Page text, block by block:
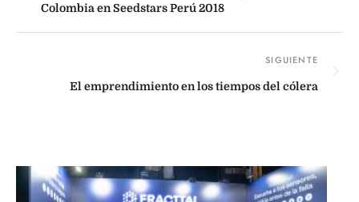
Colombia en Seedstars Perú 2018
El emprendimiento en los tiempos del cólera